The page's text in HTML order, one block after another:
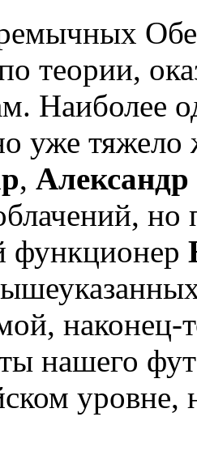
теории,
Наиболее
уже тяжело
,
функционер
наконец-
нашего